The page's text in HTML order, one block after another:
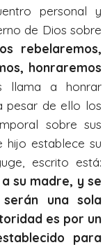
personal y
de Dios sobre
rebelaremos,
honraremos
llama a honrar
pesar de ello los
sobre sus
hijo establece su
escrito está:
su madre, y se
una sola
es por un
para